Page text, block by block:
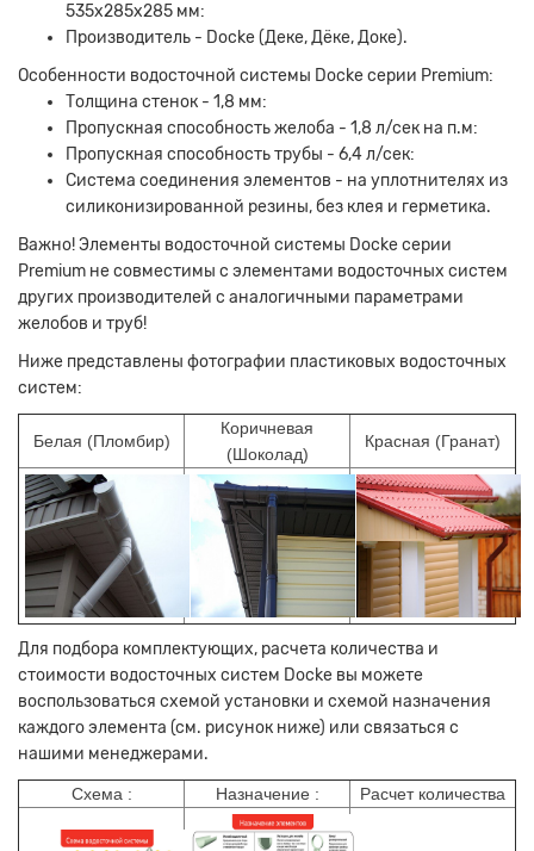
535х285х285 мм:
Производитель - Docke (Деке, Дёке, Доке).
Особенности водосточной системы Docke серии Premium:
Толщина стенок - 1,8 мм:
Пропускная способность желоба - 1,8 л/сек на п.м:
Пропускная способность трубы - 6,4 л/сек:
Система соединения элементов - на уплотнителях из
силиконизированной резины, без клея и герметика.
Важно! Элементы водосточной системы Docke серии
Premium не совместимы с элементами водосточных систем
других производителей с аналогичными параметрами
желобов и труб!
Ниже представлены фотографии пластиковых водосточных
систем:
Белая (Пломбир)
Коричневая
(Шоколад)
Красная (Гранат)
Для подбора комплектующих, расчета количества и
стоимости водосточных систем Docke вы можете
воспользоваться схемой установки и схемой назначения
каждого элемента (см. рисунок ниже) или связаться с
нашими менеджерами.
Схема : Назначение : Расчет количества